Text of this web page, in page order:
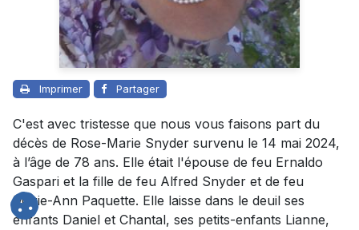
Imprimer Partager
C'est avec tristesse que nous vous faisons part du
décès de Rose-Marie Snyder survenu le 14 mai 2024,
à l’âge de 78 ans. Elle était l'épouse de feu Ernaldo
Gaspari et la fille de feu Alfred Snyder et de feu
Marie-Ann Paquette. Elle laisse dans le deuil ses
enfants Daniel et Chantal, ses petits-enfants Lianne,